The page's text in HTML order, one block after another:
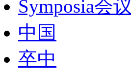
Symposia会议
中国
卒中